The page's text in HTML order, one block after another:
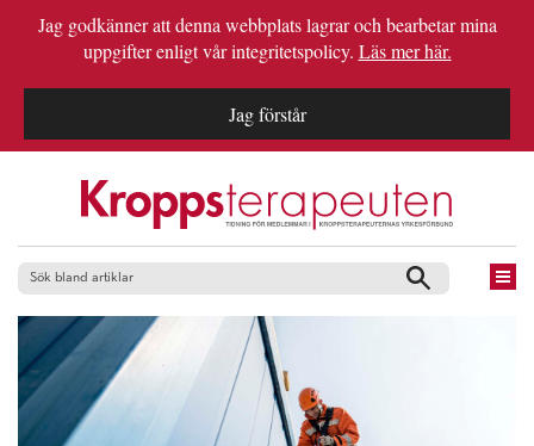
Jag godkänner att denna webbplats lagrar och bearbetar mina
uppgifter enligt vår integritetspolicy. Läs mer här.
Jag förstår